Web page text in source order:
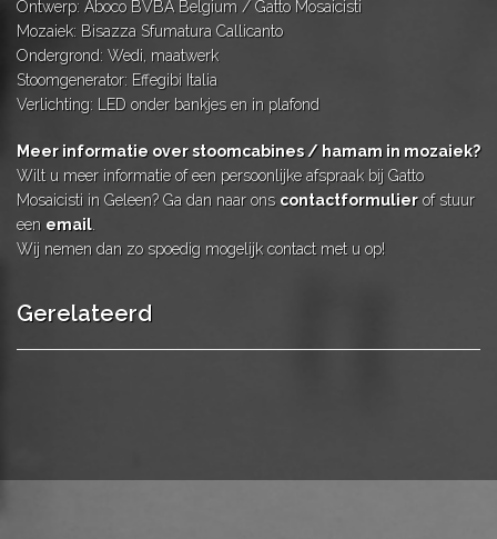
Ontwerp: Aboco BVBA Belgium / Gatto Mosaicisti
Mozaiek: Bisazza Sfumatura Callicanto
Ondergrond: Wedi, maatwerk
Stoomgenerator: Effegibi Italia
Verlichting: LED onder bankjes en in plafond
Meer informatie over stoomcabines / hamam in mozaiek?
Wilt u meer informatie of een persoonlijke afspraak bij Gatto
Mosaicisti in Geleen? Ga dan naar ons contactformulierof stuur
een email
Wij nemen dan zo spoedig mogelijk contact met u op!
Gerelateerd